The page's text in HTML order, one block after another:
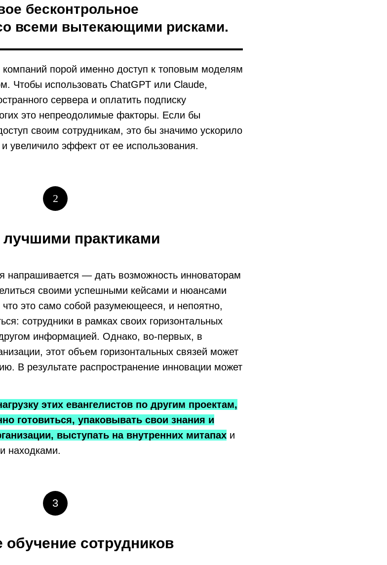
бесконтрольное
всеми вытекающими рисками.
компаний порой именно доступ к топовым моделям
Чтобы использовать ChatGPT или Claude,
сервера и оплатить подписку
это непреодолимые факторы. Если бы
своим сотрудникам, это бы значимо ускорило
увеличило эффект от ее использования.
2
практиками
напрашивается — дать возможность инноваторам
своими успешными кейсами и нюансами
это само собой разумеющееся, и непоятно,
сотрудники в рамках своих горизонтальных
информацией. Однако, во-первых, в
этот объем горизонтальных связей может
В результате распространение инновации может
этих евангелистов по другим проектам,
готовиться, упаковывать свои знания и
выступать на внутренних митапах и
находками.
3
сотрудников